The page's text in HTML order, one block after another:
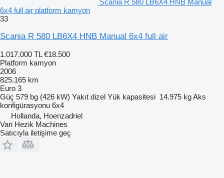
Scania R 580 LB6X4 HNB Manual
6x4 full air platform kamyon
33
Scania R 580 LB6X4 HNB Manual 6x4 full air
1.017.000 TL €18.500
Platform kamyon
2006
825.165 km
Euro 3
Güç 579 bg (426 kW) Yakıt dizel Yük kapasitesi 14.975 kgAks
konfigürasyonu 6x4
Hollanda, Hoenzadriel
Van Hezik Machines
Satıcıyla iletişime geç